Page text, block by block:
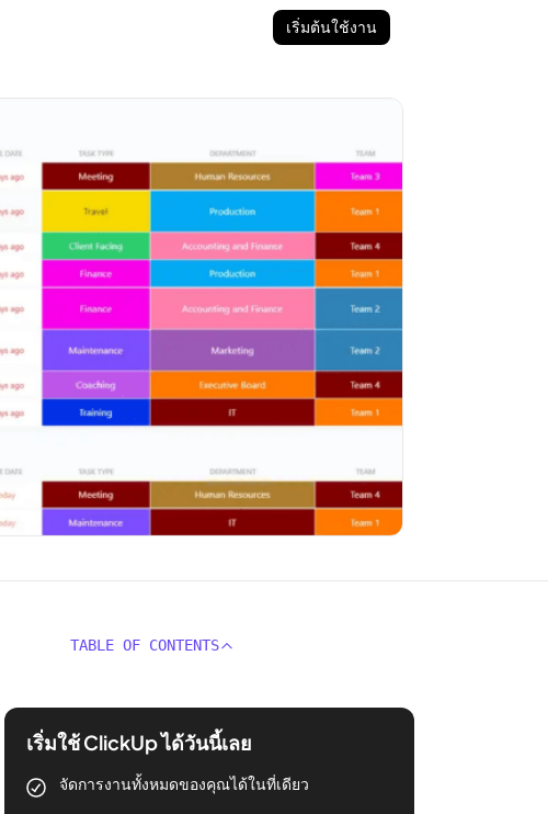
เริ่มต้นใช้งาน
TABLE OF CONTENTS
เริ่มใช้ ClickUp ได้วันนี้เลย
จัดการงานทั้งหมดของคุณได้ในที่เดียว